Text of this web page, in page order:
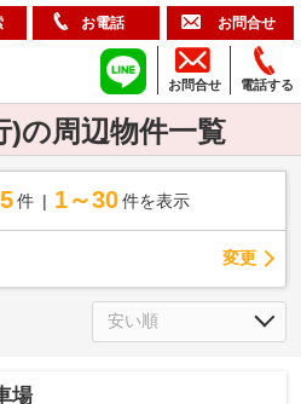
お電話 お問合せ
電話する
お問合せ
)の周辺物件一覧
5 件 1～30 件を表示
変更
場